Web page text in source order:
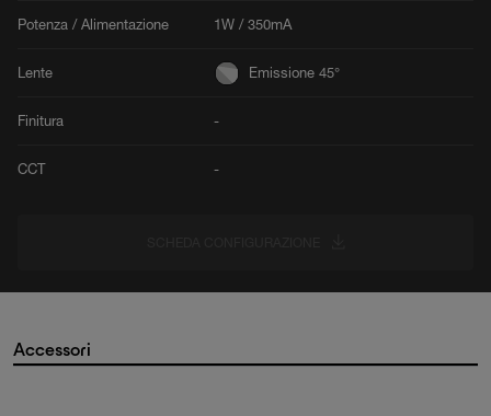
Potenza / Alimentazione 1W / 350mA
Lente Emissione 45°
Finitura -
CCT -
Accessori